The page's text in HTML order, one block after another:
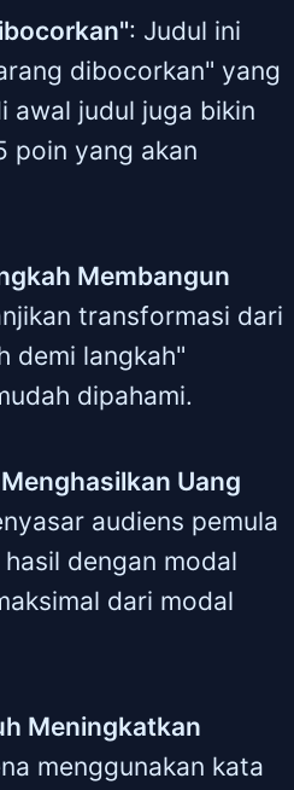
: Judul ini
dibocorkan" yang
awal judul juga bikin
poin yang akan
Membangun
transformasi dari
demi langkah"
dipahami.
Uang
audiens pemula
dengan modal
dari modal
Meningkatkan
menggunakan kata